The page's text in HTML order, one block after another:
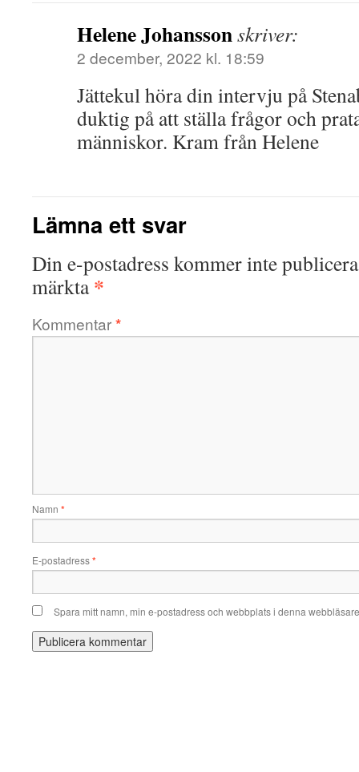
Helene Johanssonskriver:
2 december, 2022 kl. 18:59
Jättekul höra din intervju på
duktig på att ställa frågor och
människor. Kram från Helene
Lämna ett svar
Din e-postadress kommer inte
märkta*
Kommentar*
Namn *
E-postadress*
Spara mitt namn, min e-postadress och webbplats i denna